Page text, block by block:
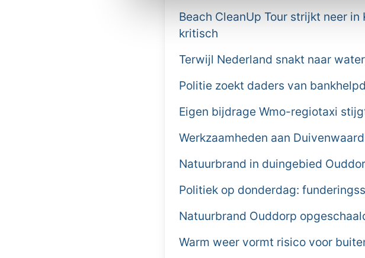
Beach CleanUp Tour strijkt neer
kritisch
Terwijl Nederland snakt naar
Politie zoekt daders van
Eigen bijdrage Wmo-regiotaxi
Werkzaamheden aan
Natuurbrand in duingebied
Politiek op donderdag:
Natuurbrand Ouddorp
Warm weer vormt risico voor